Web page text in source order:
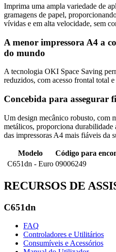
Imprima uma ampla variedade de
gramagens de papel,
vívidas e em alta velocidade, sem
A menor impressora A4 a
do mundo
A tecnologia OKI Space Saving
reduzidos, com acesso frontal total
Concebida para assegurar
Um design mecânico robusto, com
metálicos, proporciona
das impressoras A4 mais fiáveis da
Modelo Código para
C651dn - Euro 09006249
RECURSOS DE
C651dn
FAQ
Controladores e Utilitários
Consumíveis e Acessórios